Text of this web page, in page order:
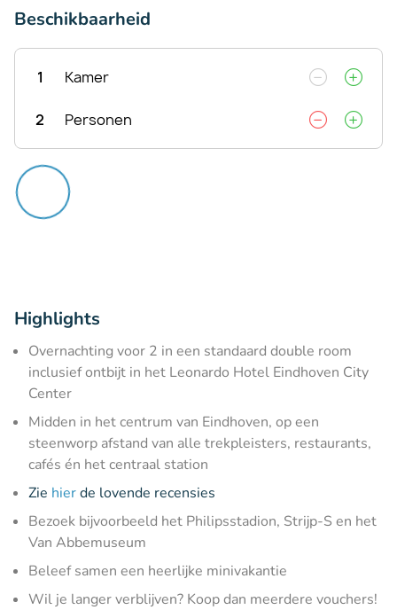
Beschikbaarheid
1 Kamer
2 Personen
Highlights
Overnachting voor 2 in een standaard double room
inclusief ontbijt in het Leonardo Hotel Eindhoven City
Center
Midden in het centrum van Eindhoven, op een
steenworp afstand van alle trekpleisters, restaurants,
cafés én het centraal station
Zie hierde lovende recensies
Bezoek bijvoorbeeld het Philipsstadion, Strijp-S en het
Van Abbemuseum
Beleef samen een heerlijke minivakantie
Wil je langer verblijven? Koop dan meerdere vouchers!